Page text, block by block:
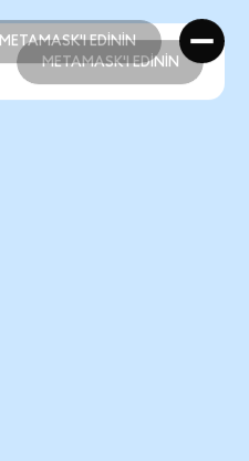
METAMASK'I EDİNİN
METAMASK'I EDİNİN
METAMASK'I EDİNİN